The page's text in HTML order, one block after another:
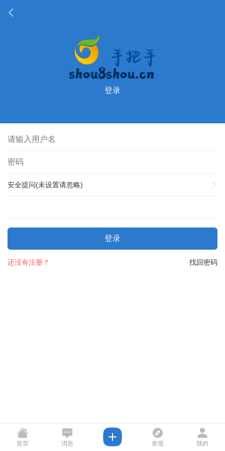
登录
安全提问(未设置请忽略)
登录
找回密码
还没有注册？
首页 消息 发现 我的